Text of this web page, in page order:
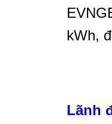
kWh,
Lãnh